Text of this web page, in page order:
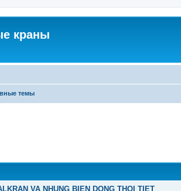
краны
темы
VA NHUNG BIEN DONG THOI TIET